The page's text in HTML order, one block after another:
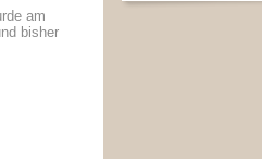
am
bisher